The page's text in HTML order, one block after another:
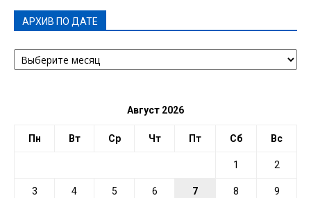
АРХИВ ПО ДАТЕ
АРХИВ
ПО
Август 2026
Пн Вт Ср Чт Пт Сб Вс
1 2
3 4 5 6 7 8 9